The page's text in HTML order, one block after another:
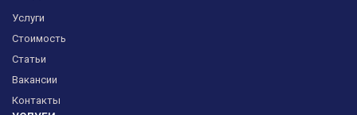
Услуги
Стоимость
Статьи
Вакансии
Контакты